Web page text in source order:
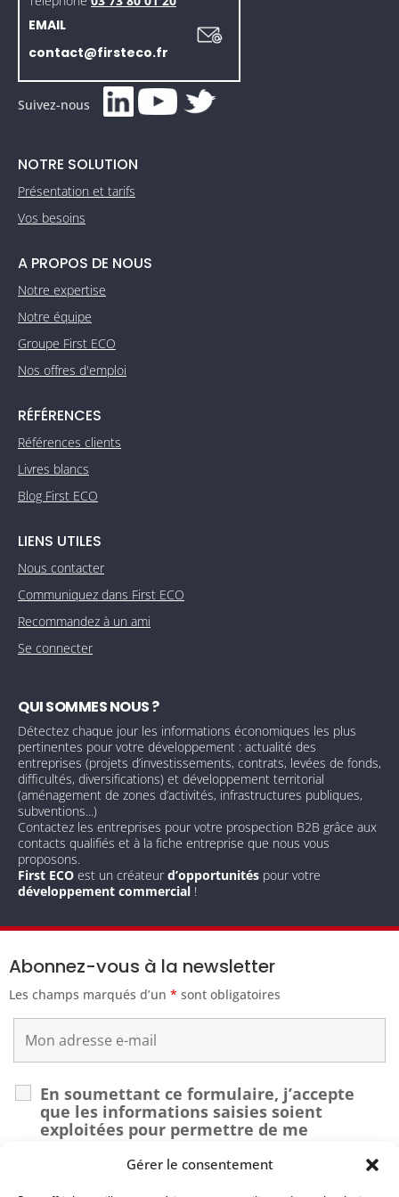
Gérer le consentement
EMAIL
contact@firsteco.fr
Suivez-nous
NOTRE SOLUTION
Présentation et tarifs
Vos besoins
A PROPOS DE NOUS
Notre expertise
Notre équipe
Groupe First ECO
Nos offres d'emploi
RÉFÉRENCES
Références clients
Livres blancs
Blog First ECO
LIENS UTILES
Nous contacter
Communiquez dans First ECO
Recommandez à un ami
Se connecter
QUI SOMMES NOUS ?
Détectez chaque jour les informations économiques les plus
pertinentes pour votre développement : actualité des
entreprises (projets d’investissements, contrats, levées de fonds,
difficultés, diversifications) et développement territorial
(aménagement de zones d’activités, infrastructures publiques,
subventions...)
Contactez les entreprises pour votre prospection B2B grâce aux
contacts qualifiés et à la fiche entreprise que nous vous
proposons.
First ECO est un créateurd’opportunités pour votre
développement commercial !
Abonnez-vous à la newsletter
Les champs marqués d’un * sont obligatoires
En soumettant ce formulaire, j’accepte
que les informations saisies soient
exploitées pour permettre de me